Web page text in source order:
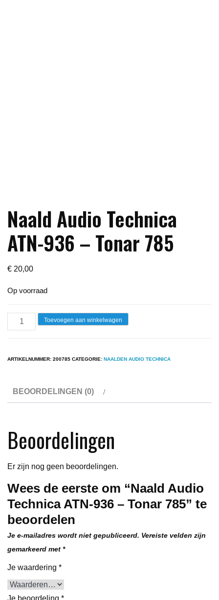
Naald Audio Technica
ATN-936 – Tonar 785
€ 20,00
Op voorraad
Naald
Audio
ATN-
Tonar
Toevoegen aan winkelwagen
ARTIKELNUMMER: 200785 CATEGORIE: NAALDEN AUDIO TECHNICA
BEOORDELINGEN (0)
Beoordelingen
Er zijn nog geen beoordelingen.
Wees de eerste om “Naald Audio
Technica ATN-936 – Tonar 785” te
beoordelen
Je e-mailadres wordt niet gepubliceerd. Vereiste velden zijn
gemarkeerd met *
Je waardering *